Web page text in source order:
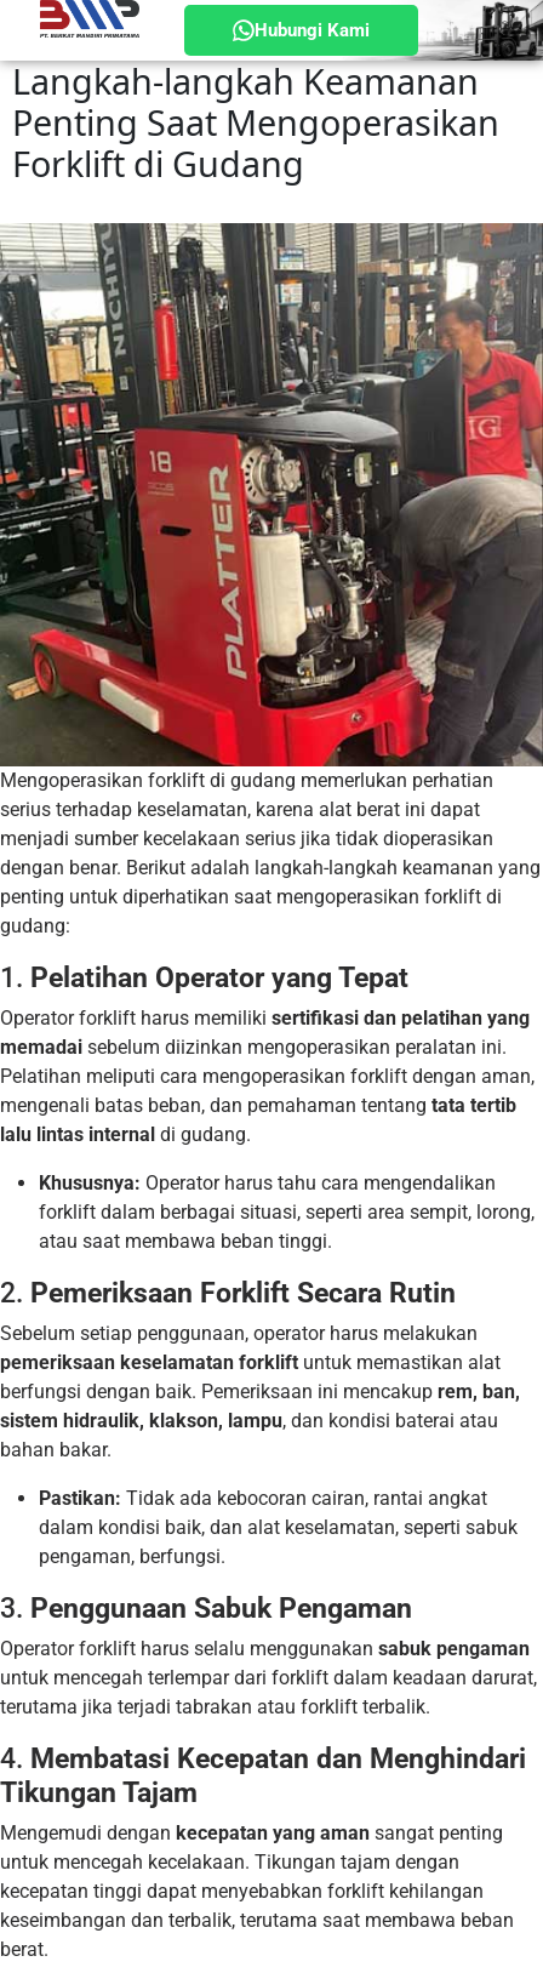
Hubungi Kami
Langkah-langkah Keamanan
Penting Saat Mengoperasikan
Forklift di Gudang
Mengoperasikan forklift di gudang memerlukan perhatian
serius terhadap keselamatan, karena alat berat ini dapat
menjadi sumber kecelakaan serius jika tidak dioperasikan
dengan benar. Berikut adalah langkah-langkah keamanan yang
penting untuk diperhatikan saat mengoperasikan forklift di
gudang:
1. Pelatihan Operator yang Tepat
Operator forklift harus memiliki sertifikasi dan pelatihan yang
memadai sebelum diizinkan mengoperasikan peralatan ini.
Pelatihan meliputi cara mengoperasikan forklift dengan aman,
mengenali batas beban, dan pemahaman tentang tata tertib
lalu lintas internal di gudang.
Khususnya: Operator harus tahu cara mengendalikan
forklift dalam berbagai situasi, seperti area sempit, lorong,
atau saat membawa beban tinggi.
2. Pemeriksaan Forklift Secara Rutin
Sebelum setiap penggunaan, operator harus melakukan
pemeriksaan keselamatan forklift untuk memastikan alat
berfungsi dengan baik. Pemeriksaan ini mencakup rem, ban,
sistem hidraulik, klakson, lampu, dan kondisi baterai atau
bahan bakar.
Pastikan: Tidak ada kebocoran cairan, rantai angkat
dalam kondisi baik, dan alat keselamatan, seperti sabuk
pengaman, berfungsi.
3. Penggunaan Sabuk Pengaman
Operator forklift harus selalu menggunakan sabuk pengaman
untuk mencegah terlempar dari forklift dalam keadaan darurat,
terutama jika terjadi tabrakan atau forklift terbalik.
4. Membatasi Kecepatan dan Menghindari
Tikungan Tajam
Mengemudi dengan kecepatan yang aman sangat penting
untuk mencegah kecelakaan. Tikungan tajam dengan
kecepatan tinggi dapat menyebabkan forklift kehilangan
keseimbangan dan terbalik, terutama saat membawa beban
berat.